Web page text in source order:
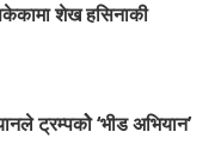
शेख हसिनाकी
ट्रम्पकोे ‘भीड अभियान’